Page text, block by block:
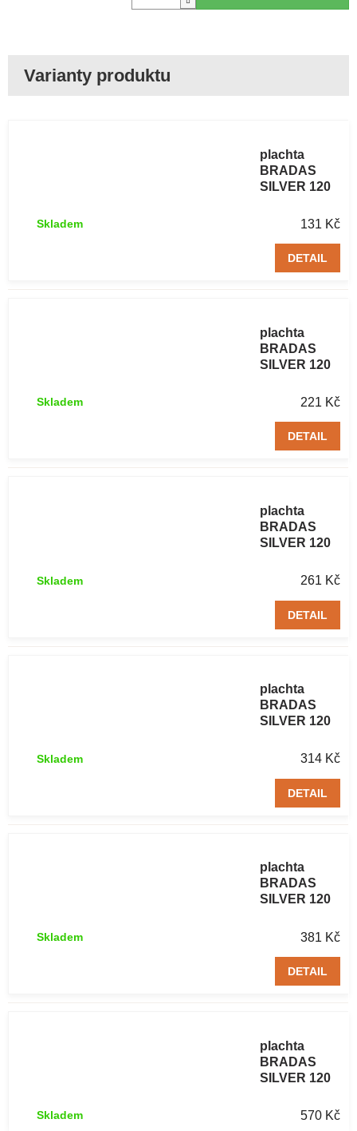
plachta
BRADAS
SILVER 120
131 Kč
Skladem
DETAIL
plachta
BRADAS
SILVER 120
221 Kč
Skladem
DETAIL
plachta
BRADAS
SILVER 120
261 Kč
Skladem
DETAIL
plachta
BRADAS
SILVER 120
314 Kč
Skladem
DETAIL
plachta
BRADAS
SILVER 120
381 Kč
Skladem
DETAIL
plachta
BRADAS
SILVER 120
570 Kč
Skladem